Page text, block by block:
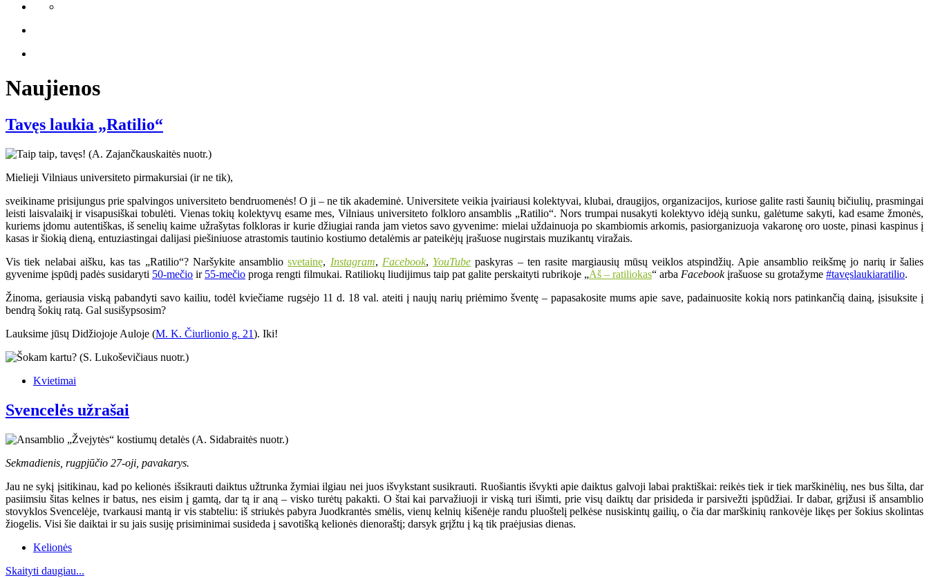
Naujienos
Tavęs laukia „Ratilio“
Mielieji Vilniaus universiteto pirmakursiai (ir ne tik),
sveikiname prisijungus prie spalvingos universiteto bendruomenės! O ji – ne tik akademinė. Universitete veikia įvairiausi kolektyvai, klubai, draugijos, organizacijos, kuriose galite rasti šaunių bičiulių, prasmingai
leisti laisvalaikį ir visapusiškai tobulėti. Vienas tokių kolektyvų esame mes, Vilniaus universiteto folkloro ansamblis „Ratilio“. Nors trumpai nusakyti kolektyvo idėją sunku, galėtume sakyti, kad esame žmonės,
kuriems įdomu autentiškas, iš senelių kaime užrašytas folkloras ir kurie džiugiai randa jam vietos savo gyvenime: mielai uždainuoja po skambiomis arkomis, pasiorganizuoja vakaronę oro uoste, pinasi kaspinus į
kasas ir šiokią dieną, entuziastingai dalijasi piešiniuose atrastomis tautinio kostiumo detalėmis ar pateikėjų įrašuose nugirstais muzikantų viražais.
Vis tiek nelabai aišku, kas tas „Ratilio“? Naršykite ansambliosvetainę, Instagram, Facebook, YouTube paskyras – ten rasite margiausių mūsų veiklos atspindžių. Apie ansamblio reikšmę jo narių ir šalies
gyvenime įspūdį padės susidaryti 50-mečio ir 55-mečio proga rengti filmukai. Ratiliokų liudijimus taip pat galite perskaityti rubrikoje „Aš – ratiliokas“ arba Facebookįrašuose su grotažyme #tavęslaukiaratilio.
Žinoma, geriausia viską pabandyti savo kailiu, todėl kviečiame rugsėjo 11 d. 18 val. ateiti į naujų narių priėmimo šventę – papasakosite mums apie save, padainuosite kokią nors patinkančią dainą, įsisuksite į
bendrą šokių ratą. Gal susišypsosim?
Lauksime jūsų Didžiojoje Auloje (M. K. Čiurlionio g. 21). Iki!
Kvietimai
Svencelės užrašai
Sekmadienis, rugpjūčio 27-oji, pavakarys.
Jau ne sykį įsitikinau, kad po kelionės išsikrauti daiktus užtrunka žymiai ilgiau nei juos išvykstant susikrauti. Ruošiantis išvykti apie daiktus galvoji labai praktiškai: reikės tiek ir tiek marškinėlių, nes bus šilta, dar
pasiimsiu šitas kelnes ir batus, nes eisim į gamtą, dar tą ir aną – visko turėtų pakakti. O štai kai parvažiuoji ir viską turi išimti, prie visų daiktų dar prisideda ir parsivežti įspūdžiai. Ir dabar, grįžusi iš ansamblio
stovyklos Svencelėje, tvarkausi mantą ir vis stabteliu: iš striukės pabyra Juodkrantės smėlis, vienų kelnių kišenėje randu pluoštelį pelkėse nusiskintų gailių, o čia dar marškinių rankovėje likęs per šokius skolintas
žiogelis. Visi šie daiktai ir su jais susiję prisiminimai susideda į savotišką kelionės dienoraštį; darsyk grįžtu į ką tik praėjusias dienas.
Kelionės
Skaityti daugiau...